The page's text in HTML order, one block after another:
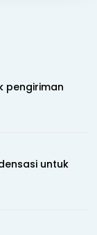
pengiriman
untuk